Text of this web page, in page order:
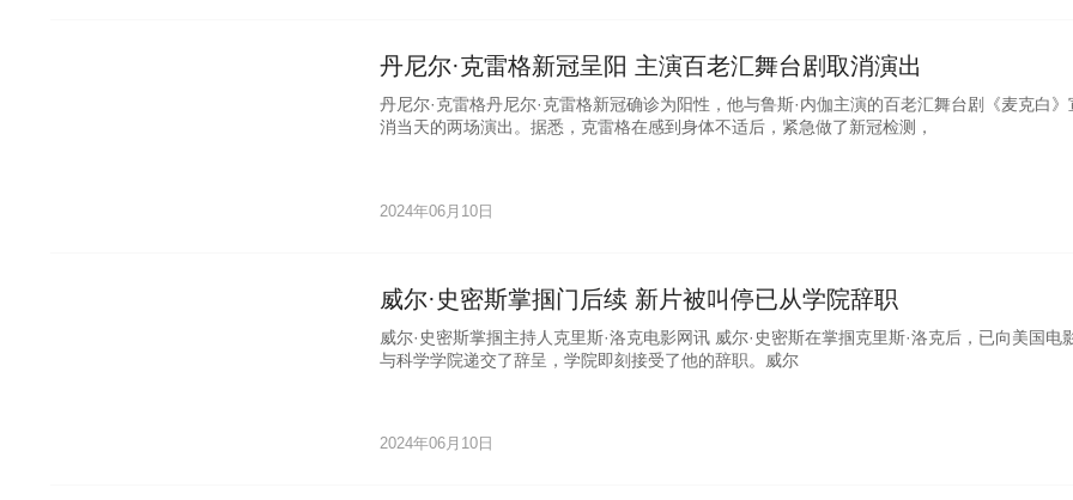
丹尼尔·克雷格新冠呈阳 主演百老汇舞台剧取消演出
丹尼尔·克雷格丹尼尔·克雷格新冠确诊为阳性，他与鲁斯·内伽主演的百老汇舞台剧《麦克白》
消当天的两场演出。据悉，克雷格在感到身体不适后，紧急做了新冠检测，
2024年06月10日
威尔·史密斯掌掴门后续 新片被叫停已从学院辞职
威尔·史密斯掌掴主持人克里斯·洛克电影网讯 威尔·史密斯在掌掴克里斯·洛克后，已向美国电
与科学学院递交了辞呈，学院即刻接受了他的辞职。威尔
2024年06月10日